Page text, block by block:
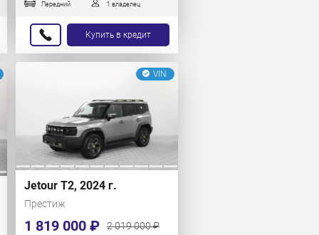
Передний 1 владелец
Купить в кредит
VIN
Jetour T2, 2024 г.
Престиж
1 819 000 ₽
2 019 000 ₽